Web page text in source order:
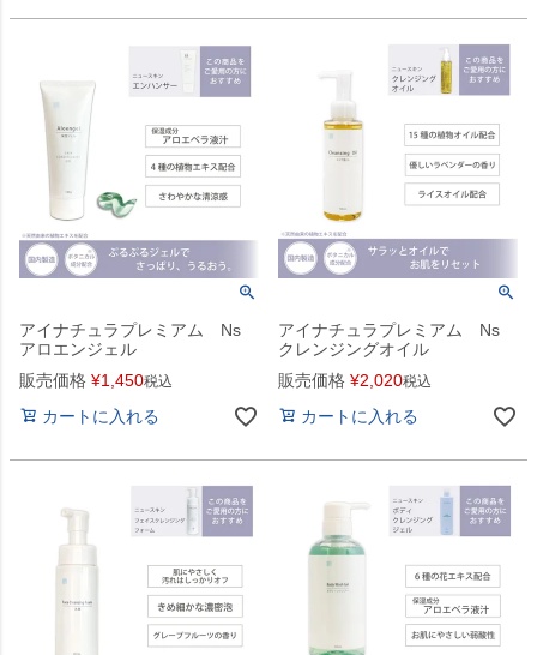
アイナチュラプレミアム Ns
アロエンジェル
販売価格 ¥1,450税込
カートに入れる
アイナチュラプレミアム Ns
クレンジングオイル
販売価格 ¥2,020税込
カートに入れる